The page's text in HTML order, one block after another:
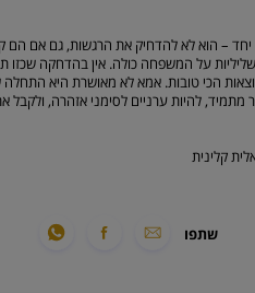
יחד – הוא לא להדחיק את הרגשות, גם אם
על המשפחה כולה. אין בהדחקה שכזו
הכי טובות. אמא לא מאושרת היא
להיות ערניים לסימני אזהרה, ולקבל
קלינית
שתפו